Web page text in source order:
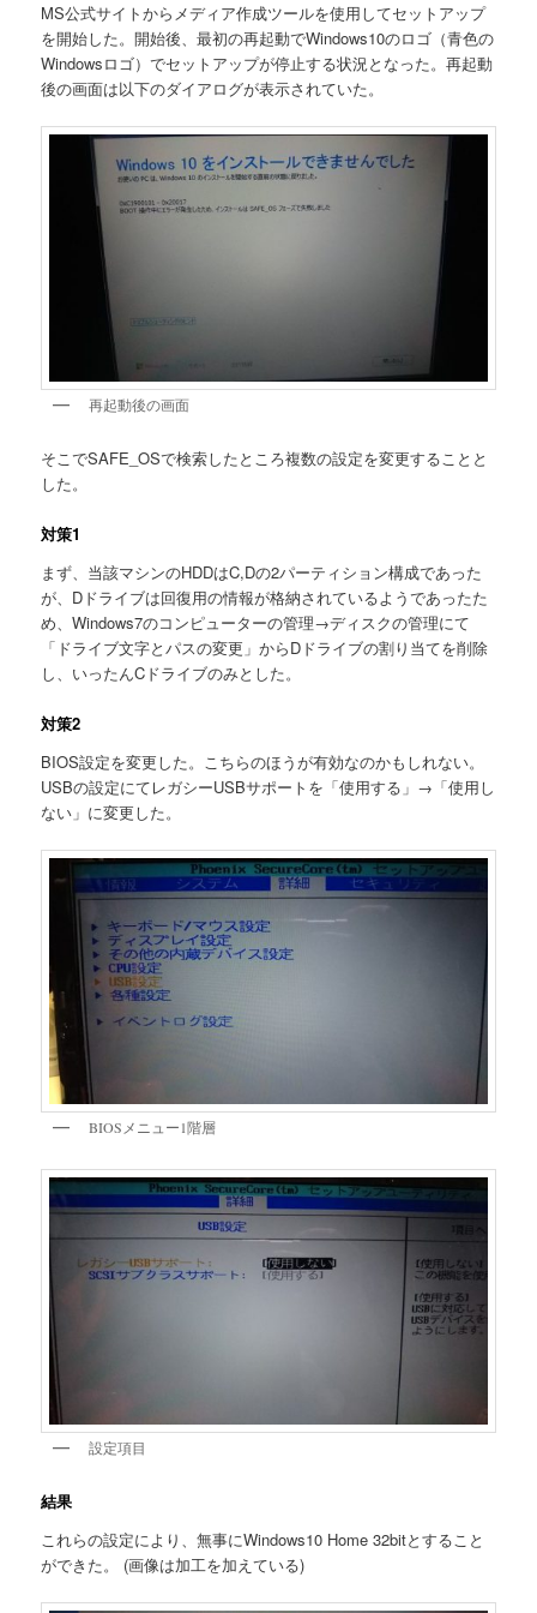
MS公式サイトからメディア作成ツールを使用してセットアップ
を開始した。開始後、最初の再起動でWindows10のロゴ（青色の
Windowsロゴ）でセットアップが停止する状況となった。再起動
後の画面は以下のダイアログが表示されていた。
再起動後の画面
そこでSAFE_OSで検索したところ複数の設定を変更することと
した。
対策1
まず、当該マシンのHDDはC,Dの2パーティション構成であった
が、Dドライブは回復用の情報が格納されているようであったた
め、Windows7のコンピューターの管理→ディスクの管理にて
「ドライブ文字とパスの変更」からDドライブの割り当てを削除
し、いったんCドライブのみとした。
対策2
BIOS設定を変更した。こちらのほうが有効なのかもしれない。
USBの設定にてレガシーUSBサポートを「使用する」→「使用し
ない」に変更した。
BIOSメニュー1階層
設定項目
結果
これらの設定により、無事にWindows10 Home 32bitとすること
ができた。 (画像は加工を加えている)